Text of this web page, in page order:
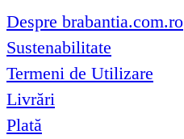
Despre brabantia.com.ro
Sustenabilitate
Termeni de Utilizare
Livrări
Plată